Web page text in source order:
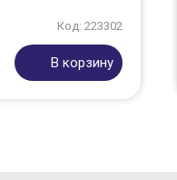
Код: 223302
В корзину